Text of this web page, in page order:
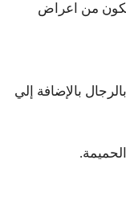
من اعراض
بالإضافة إلي